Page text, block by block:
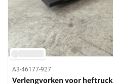
A3-46177-927
Verlengvorken voor heftruck